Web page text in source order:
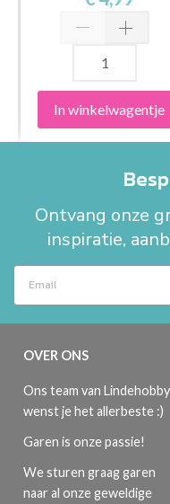
In winkelwagentje
Ontvang onze
inspiratie,
OVER ONS
Ons team van Lindehobby
wenst je het allerbeste :)
Garen is onze passie!
We sturen graag garen
naar al onze geweldige